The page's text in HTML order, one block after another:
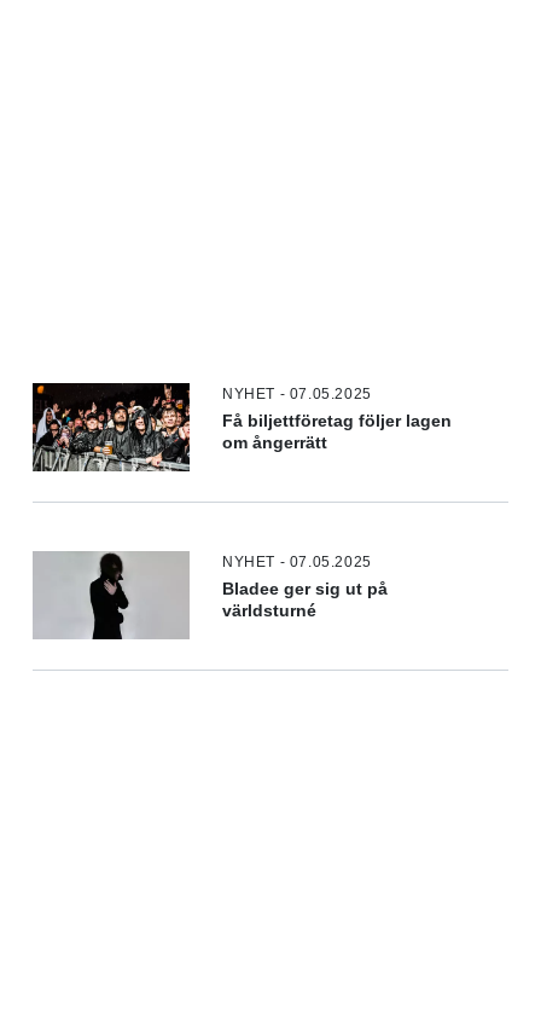
NYHET - 07.05.2025
Få biljettföretag följer lagen
om ångerrätt
NYHET - 07.05.2025
Bladee ger sig ut på
världsturné